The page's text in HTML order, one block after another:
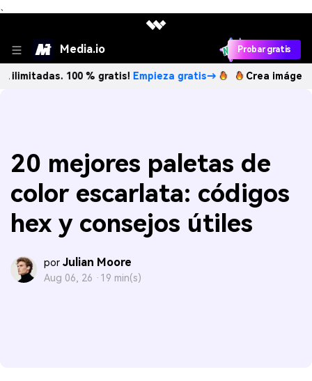
、
Media.io Probar gratis
100 % gratis!Empieza gratis→ Crea imágenes IA
20 mejores paletas de
color escarlata: códigos
hex y consejos útiles
por Julian Moore
Aug 06, 26 · 19 min(s)